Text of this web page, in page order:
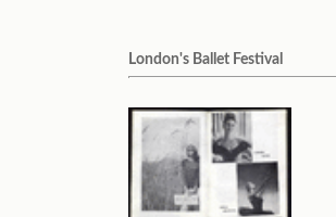
London's Ballet Festival